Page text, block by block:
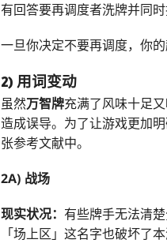
有回答要再调度者洗牌并同
一旦你决定不要再调度，你
2) 用词变动
虽然万智牌充满了风味十足
造成误导。为了让游戏更加
张参考文献中。
2A) 战场
现实状况： 有些牌手无法清
「场上区」这名字也破坏了